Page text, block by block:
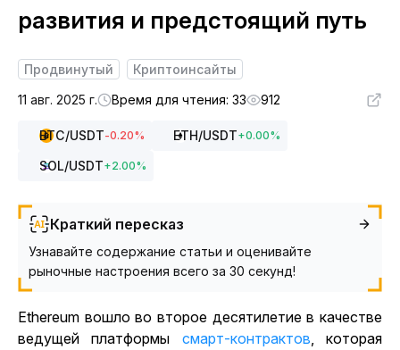
развития и предстоящий путь
Продвинутый
Криптоинсайты
11 авг. 2025 г.
Время для чтения: 33 912
BTC/USDT-0.20% ETH/USDT+0.00%
SOL/USDT+2.00%
Краткий пересказ
Узнавайте содержание статьи и оценивайте
рыночные настроения всего за 30 секунд!
Ethereum вошло во второе десятилетие в качестве
ведущейплатформы смарт-контрактов, которая